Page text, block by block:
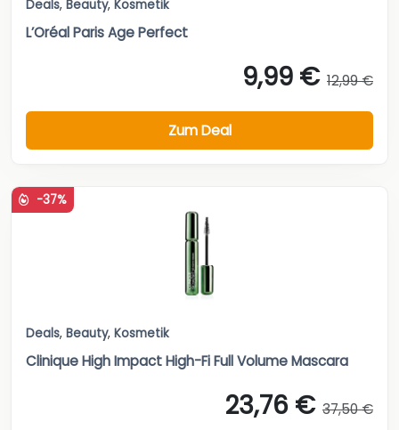
Deals, Beauty, Kosmetik
L’Oréal Paris Age Perfect
9,99 € 12,99 €
Zum Deal
-37%
Deals, Beauty, Kosmetik
Clinique High Impact High-Fi Full Volume Mascara
23,76 € 37,50 €